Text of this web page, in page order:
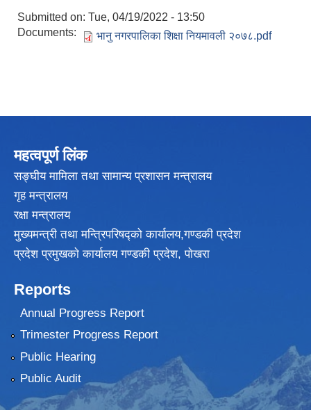
Submitted on: Tue, 04/19/2022 - 13:50
Documents:
भानु नगरपालिका शिक्षा नियमावली २०७८.pdf
महत्वपूर्ण लिंक
सङ्घीय मामिला तथा सामान्य प्रशासन मन्त्रालय
गृह मन्त्रालय
रक्षा मन्त्रालय
मुख्यमन्त्री तथा मन्त्रिपरिषद्को कार्यालय,गण्डकी प्रदेश
प्रदेश प्रमुखकाे कार्यालय गण्डकी प्रदेश, पाेखरा
Reports
Annual Progress Report
Trimester Progress Report
Public Hearing
Public Audit